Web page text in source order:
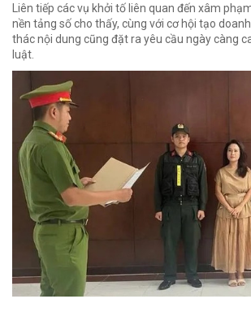
Liên tiếp các vụ khởi tố liên quan đến xâm
nền tảng số cho thấy, cùng với cơ hội tạo
thác nội dung cũng đặt ra yêu cầu ngày càng
luật.